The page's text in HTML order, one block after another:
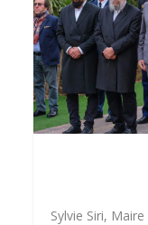
Sylvie Siri,